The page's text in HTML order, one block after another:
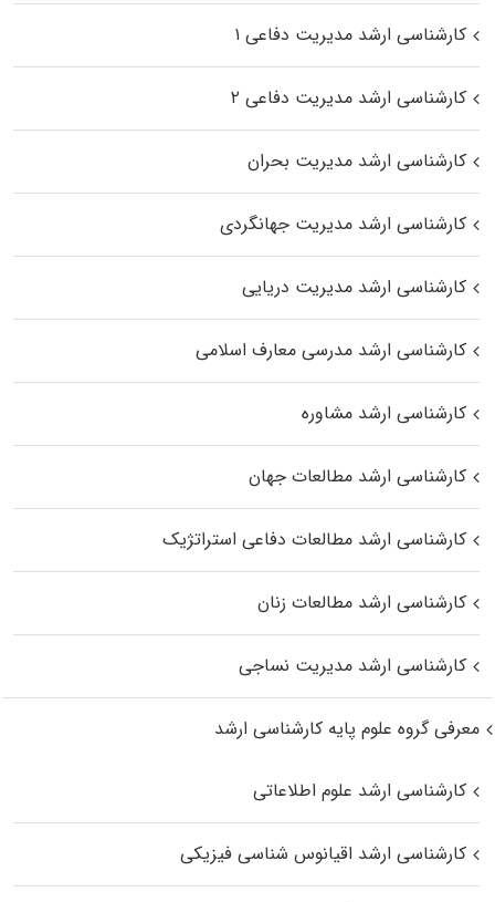
کارشناسی ارشد مدیریت دفاعی ۱
کارشناسی ارشد مدیریت دفاعی ۲
کارشناسی ارشد مدیریت بحران
کارشناسی ارشد مدیریت جهانگردی
کارشناسی ارشد مدیریت دریایی
کارشناسی ارشد مدرسی معارف اسلامی
کارشناسی ارشد مشاوره
کارشناسی ارشد مطالعات جهان
کارشناسی ارشد مطالعات دفاعی استراتژیک
کارشناسی ارشد مطالعات زنان
کارشناسی ارشد مدیریت نساجی
معرفی گروه علوم پایه کارشناسی ارشد
کارشناسی ارشد علوم اطلاعاتی
کارشناسی ارشد اقیانوس‌ شناسی فیزیکی